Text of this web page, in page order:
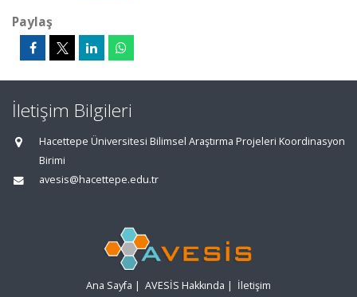
Paylaş
İletişim Bilgileri
Hacettepe Üniversitesi Bilimsel Araştırma Projeleri Koordinasyon
Birimi
avesis@hacettepe.edu.tr
Ana Sayfa | AVESİS Hakkında | İletişim